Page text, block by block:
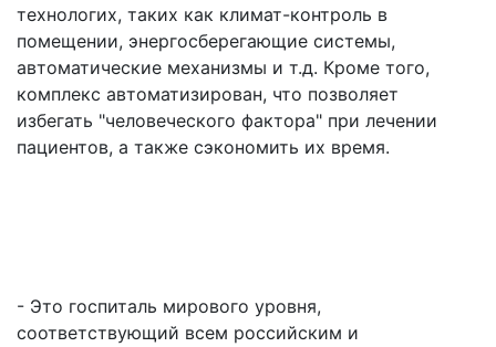
технологих, таких как климат-контроль в
помещении, энергосберегающие системы,
автоматические механизмы и т.д. Кроме того,
комплекс автоматизирован, что позволяет
избегать "человеческого фактора" при лечении
пациентов, а также сэкономить их время.
- Это госпиталь мирового уровня,
соответствующий всем российским и